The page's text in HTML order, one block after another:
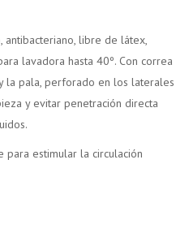
antibacteriano, libre de látex,
lavadora hasta 40º. Con correa
pala, perforado en los laterales
y evitar penetración directa
para estimular la circulación